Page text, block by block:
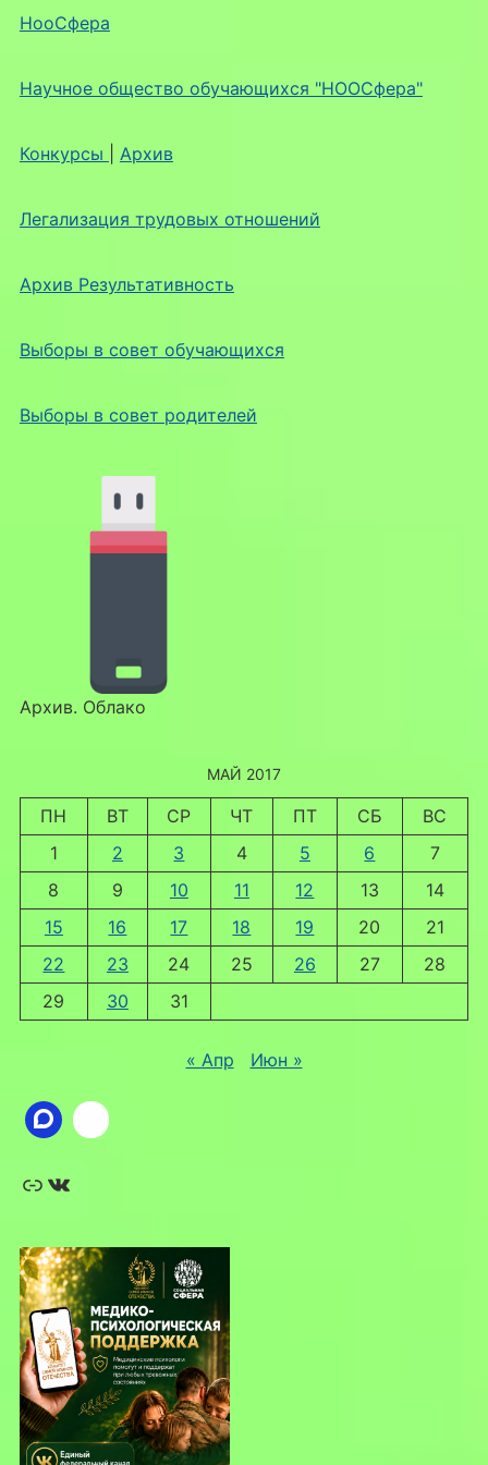
НооСфера
Научное общество обучающихся "НООСфера"
Конкурсы Архив
Легализация трудовых отношений
Архив Результативность
Выборы в совет обучающихся
Выборы в совет родителей
Архив. Облако
МАЙ 2017
ПН ВТ СР ЧТ ПТ СБ
ВС
1
2 3 4 5 6
7
8
9 10 11 12 13
14
15
16 17 18 19 20
21
22
23 24 25 26 27
28
29
30 31
« Апр Июн »
Ссылка